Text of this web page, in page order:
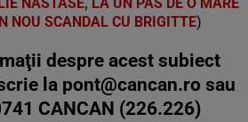
NOU SCANDAL CU BRIGITTE)
despre acest subiect
la pont@cancan.ro sau
CANCAN (226.226)